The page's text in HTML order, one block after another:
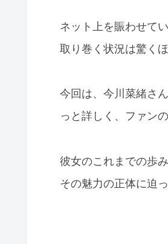
ネット上を賑わせて
取り巻く状況は驚く
今回は、今川菜緒さ
っと詳しく、ファン
彼女のこれまでの歩
その魅力の正体に迫